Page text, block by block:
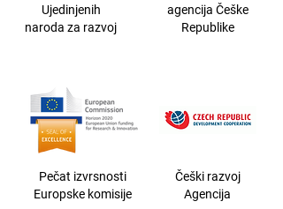
Ujedinjenih
naroda za razvoj
Pečat izvrsnosti
Europske komisije
agencija Češke
Republike
Češki razvoj
Agencija